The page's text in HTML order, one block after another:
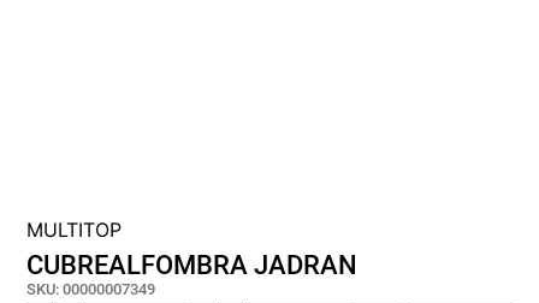
MULTITOP
CUBREALFOMBRA JADRAN
SKU:00000007349